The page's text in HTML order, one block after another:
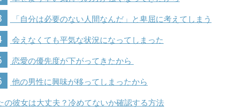
「自分は必要のない人間なんだ」と卑屈に考えてしまう
会えなくても平気な状況になってしまった
恋愛の優先度が下がってきたから
他の男性に興味が移ってしまったから
の彼女は大丈夫？冷めてないか確認する方法